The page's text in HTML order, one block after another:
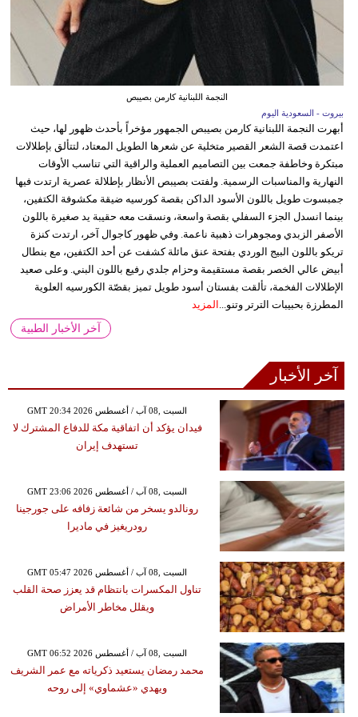
النجمة اللبنانية كارمن بصيبص
بيروت - السعودية اليوم
أبهرت النجمة اللبنانية كارمن بصيبص الجمهور مؤخراً بأحدث ظهور لها، حيث
اعتمدت قصة الشعر القصير متخلية عن شعرها الطويل المعتاد، لتتألق بإطلالات
مبتكرة وخاطفة جمعت بين التصاميم العملية والراقية التي تناسب الأوقات
النهارية والمناسبات الرسمية. ولفتت بصيبص الأنظار بإطلالة عصرية ارتدت فيها
جمبسوت طويل باللون الأسود الداكن بقصة كورسيه ضيقة مكشوفة الكتفين،
بينما انسدل الجزء السفلي بقصة واسعة، ونسقت معه حقيبة يد صغيرة باللون
الأصفر الزبدي ومجوهرات ذهبية ناعمة. وفي ظهور كاجوال آخر، ارتدت كنزة
تريكو باللون البيج الوردي بفتحة عنق مائلة كشفت عن أحد الكتفين، مع بنطال
أبيض عالي الخصر بقصة مستقيمة وحزام جلدي رفيع باللون البني. وعلى صعيد
الإطلالات الفخمة، تألقت بفستان أسود طويل تميز بقصّة الكورسيه العلوية
المطرزة بحبيبات الترتر وتنو...
المزيد
آخر الأخبار الطبية
آخر الأخبار
GMT 20:34 2026 السبت ,08 آب / أغسطس
فيدان يؤكد أن اتفاقية مكة للدفاع المشترك لا
تستهدف إيران
GMT 23:06 2026 السبت ,08 آب / أغسطس
رونالدو يسخر من شائعة زفافه على جورجينا
رودريغيز في ماديرا
GMT 05:47 2026 السبت ,08 آب / أغسطس
تناول المكسرات بانتظام قد يعزز صحة القلب
ويقلل مخاطر الأمراض
GMT 06:52 2026 السبت ,08 آب / أغسطس
محمد رمضان يستعيد ذكرياته مع عمر الشريف
ويهدي «عشماوي» إلى روحه